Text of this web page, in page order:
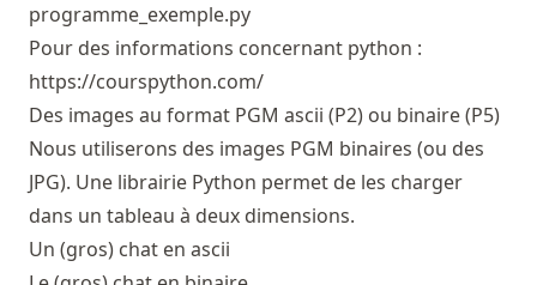
programme_exemple.py
Pour des informations concernant python :
https://courspython.com/
Des images au format PGM ascii (P2) ou binaire (P5)
Nous utiliserons des images PGM binaires (ou des
JPG). Une librairie Python permet de les charger
dans un tableau à deux dimensions.
Un (gros) chat en ascii